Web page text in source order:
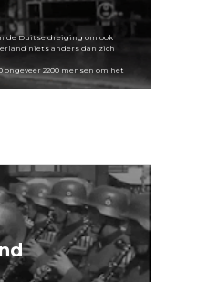
de Duitse dreiging om ook
niets anders dan zich
2200 mensen om het